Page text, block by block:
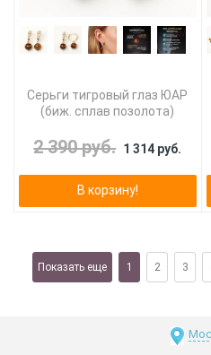
Серьги тигровый глаз ЮАР
(биж. сплав позолота)
2 390 руб. 1 314 руб.
В корзину!
Показать еще 1 2 3